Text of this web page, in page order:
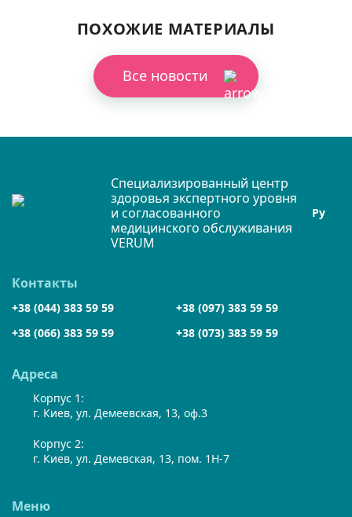
ПОХОЖИЕ МАТЕРИАЛЫ
Все новости
Специализированный центр
здоровья экспертного уровня
и согласованного
медицинского обслуживания
VERUM
Ру
Адреса
Корпус 1:
г. Киев, ул. Демеевская, 13, оф.3
Корпус 2:
г. Киев, ул. Демевская, 13, пом. 1Н-7
Меню
Контакты
+38 (044) 383 59 59
+38 (097) 383 59 59
+38 (066) 383 59 59
+38 (073) 383 59 59